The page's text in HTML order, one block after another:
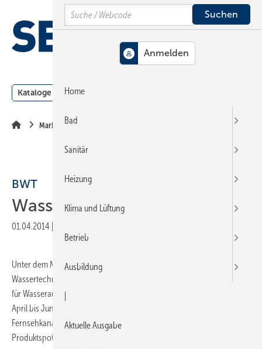
Hauptinhalt
Hauptmenü
SiteSearch
Kataloge Meldungen
Markt + Trends
BWT
Wasser­kampagne
01.04.2014
Unter dem Motto „BWT macht das – für mich!“ startet das
Wassertechnologie-Unternehmen eine Werbe- und Verkaufs­initiative
für Wasseraufbereitung. Dabei setzt BWT auch auf TV-Werbung. Von
April bis Juni 2014 werden auf allen wichtigen deutschen
Fernsehkanälen Endverbraucher direkt mit einem Imagespot und
Produktspots angesprochen.
Search
Home
Bad
Sanitär
Heizung
Klima und Lüftung
Betrieb
Ausbildung
Aktuelle Ausgabe